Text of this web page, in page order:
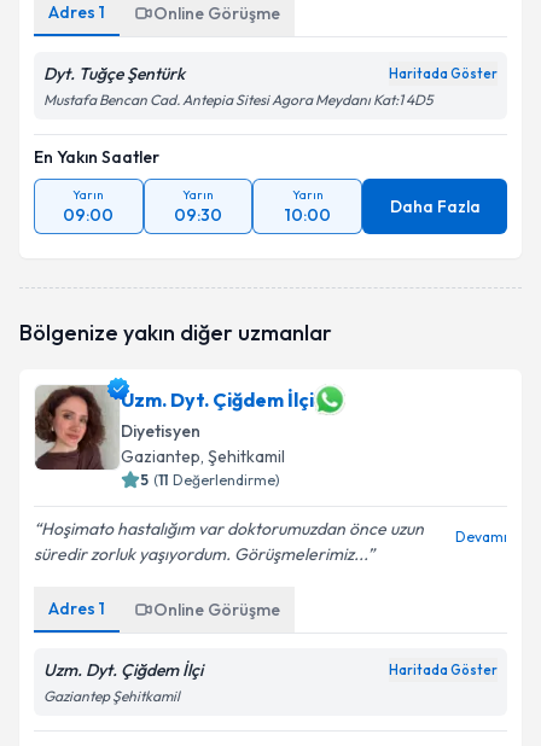
Adres 1 Online Görüşme
Dyt. Tuğçe Şentürk Haritada Göster
Mustafa Bencan Cad. Antepia Sitesi Agora Meydanı Kat:1 4D5
En Yakın Saatler
Yarın
09:00
Yarın
09:30
Yarın
10:00 Daha Fazla
Bölgenize yakın diğer uzmanlar
Uzm. Dyt. Çiğdem İlçi
Diyetisyen
Gaziantep, Şehitkamil
5 (11 Değerlendirme)
Hoşimato hastalığım var doktorumuzdan önce uzun
süredir zorluk yaşıyordum. Görüşmelerimiz...
Devamı
Adres 1 Online Görüşme
Uzm. Dyt. Çiğdem İlçi Haritada Göster
Gaziantep Şehitkamil